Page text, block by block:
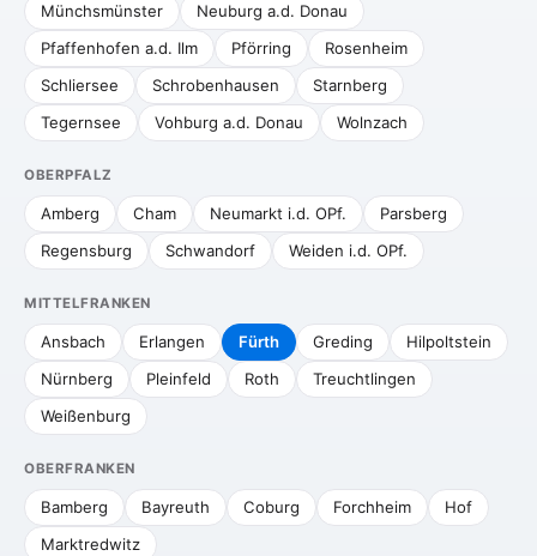
Münchsmünster
Neuburg a.d. Donau
Pfaffenhofen a.d. Ilm
Pförring
Rosenheim
Schliersee
Schrobenhausen
Starnberg
Tegernsee
Vohburg a.d. Donau Wolnzach
OBERPFALZ
Amberg Cham Neumarkt i.d. OPf.
Parsberg
Regensburg
Schwandorf Weiden i.d. OPf.
MITTELFRANKEN
Ansbach Erlangen Fürth Greding
Hilpoltstein
Nürnberg
Pleinfeld Roth
Treuchtlingen
Weißenburg
OBERFRANKEN
Bamberg Bayreuth Coburg Forchheim
Hof
Marktredwitz